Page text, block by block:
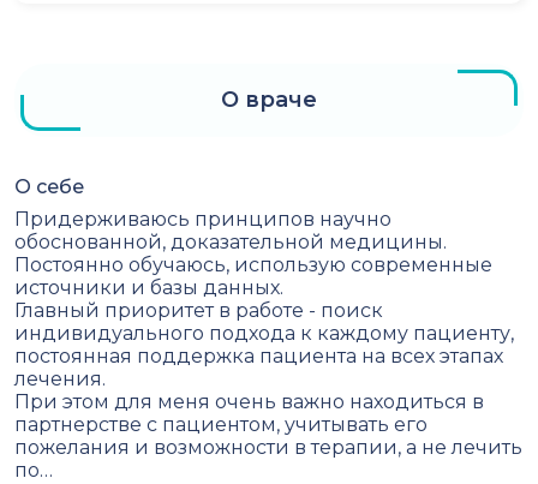
О враче
О себе
Придерживаюсь принципов научно
обоснованной, доказательной медицины.
Постоянно обучаюсь, использую современные
источники и базы данных.
Главный приоритет в работе - поиск
индивидуального подхода к каждому пациенту,
постоянная поддержка пациента на всех этапах
лечения.
При этом для меня очень важно находиться в
партнерстве с пациентом, учитывать его
пожелания и возможности в терапии, а не лечить
по…